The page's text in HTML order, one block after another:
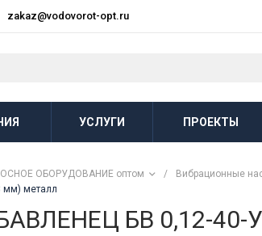
zakaz@vodovorot-opt.ru
УСЛУГИ ПРОЕКТЫ
ОБОРУДОВАНИЕ оптом / Вибрационные
мм) металл
БВ 0,12-